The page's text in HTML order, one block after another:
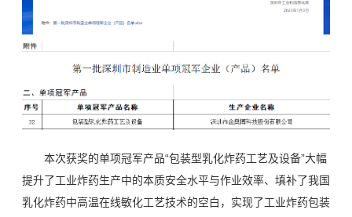
本次获奖的单项冠军产品“包装型乳化炸药工艺及设备”大幅
提升了工业炸药生产中的本质安全水平与作业效率、填补了我国
乳化炸药中高温在线敏化工艺技术的空白，实现了工业炸药包装